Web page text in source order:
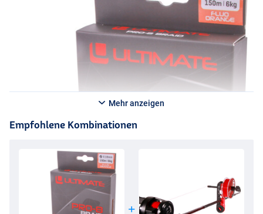
Mehr anzeigen
Empfohlene Kombinationen